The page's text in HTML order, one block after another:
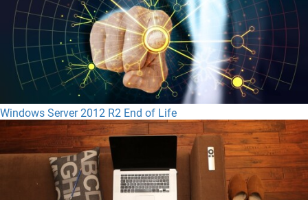
Windows Server 2012 R2 End of Life